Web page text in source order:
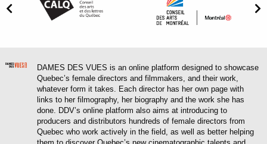
DAMES DES VUES is an online platform designed to showcase
Quebec’s female directors and filmmakers, and their work,
whatever form it takes. Each director has her own page with
links to her filmography, her biography and the work she has
done. DDV’s online platform also aims at introducing to
producers and distributors hundreds of female directors from
Quebec who work actively in the field, as well as better helping